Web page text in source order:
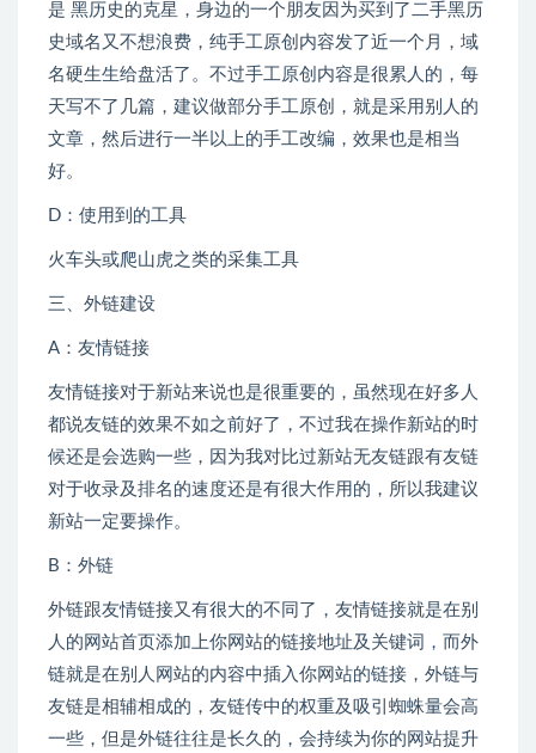
是 黑历史的克星，身边的一个朋友因为买到了二手黑历
史域名又不想浪费，纯手工原创内容发了近一个月，域
名硬生生给盘活了。不过手工原创内容是很累人的，每
天写不了几篇，建议做部分手工原创，就是采用别人的
文章，然后进行一半以上的手工改编，效果也是相当
好。
D：使用到的工具
火车头或爬山虎之类的采集工具
三、外链建设
A：友情链接
友情链接对于新站来说也是很重要的，虽然现在好多人
都说友链的效果不如之前好了，不过我在操作新站的时
候还是会选购一些，因为我对比过新站无友链跟有友链
对于收录及排名的速度还是有很大作用的，所以我建议
新站一定要操作。
B：外链
外链跟友情链接又有很大的不同了，友情链接就是在别
人的网站首页添加上你网站的链接地址及关键词，而外
链就是在别人网站的内容中插入你网站的链接，外链与
友链是相辅相成的，友链传中的权重及吸引蜘蛛量会高
一些，但是外链往往是长久的，会持续为你的网站提升